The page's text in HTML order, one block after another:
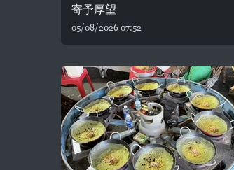
寄予厚望
05/08/2026 07:52